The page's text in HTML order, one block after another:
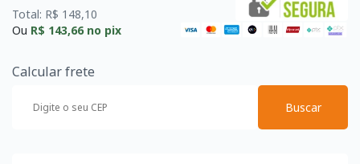
Total: R$ 148,10
Ou R$ 143,66no pix
Calcular frete
Buscar